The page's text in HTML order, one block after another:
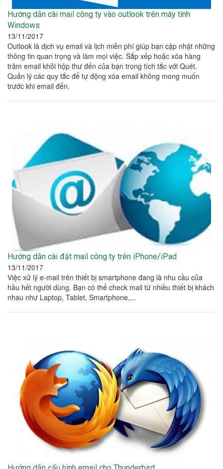
Hướng dẫn cài mail công ty vào outlook trên máy tính
Windows
13/11/2017
Outlook là dịch vụ email và lịch miễn phí giúp bạn cập nhật những
thông tin quan trọng và làm mọi việc. Sắp xếp hoặc xóa hàng
trăm email khỏi hộp thư đến của bạn trong tích tắc với Quét.
Quản lý các quy tắc để tự động xóa email không mong muốn
trước khi email đến.
Hướng dẫn cài đặt mail công ty trên iPhone/iPad
13/11/2017
Việc xử lý e-mail trên thiết bị smartphone đang là nhu cầu của
hầu hết người dùng. Bạn có thể check mail từ nhiều thiết bị khách
nhau như Laptop, Tablet, Smartphone,...